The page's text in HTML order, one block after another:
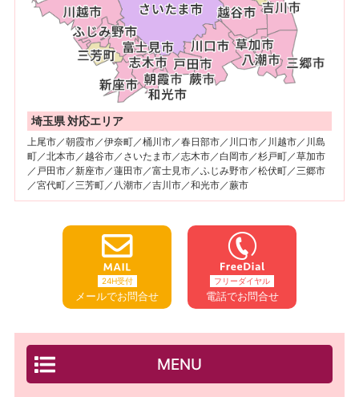
埼玉県 対応エリア
上尾市／朝霞市／伊奈町／桶川市／春日部市／川口市／川越市／川島
町／北本市／越谷市／さいたま市／志木市／白岡市／杉戸町／草加市
／戸田市／新座市／蓮田市／富士見市／ふじみ野市／松伏町／三郷市
／宮代町／三芳町／八潮市／吉川市／和光市／蕨市
24H受付
メールでお問合せ
フリーダイヤル
電話でお問合せ
MENU